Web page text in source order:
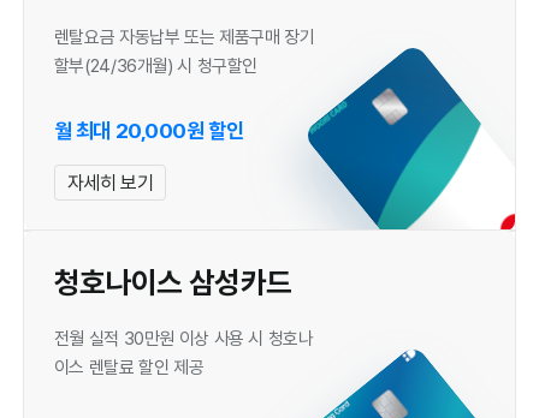
렌탈요금 자동납부 또는 제품구매 장기
할부(24/36개월) 시 청구할인
월 최대 20,000원 할인
자세히 보기
청호나이스 삼성카드
전월 실적 30만원 이상 사용 시 청호나
이스 렌탈료 할인 제공